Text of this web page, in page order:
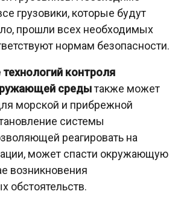
грузовики, которые будут
прошли всех необходимых
нормам безопасности.
контроля
средытакже может
морской и прибрежной
системы
реагировать на
может спасти окружающую
возникновения
обстоятельств.